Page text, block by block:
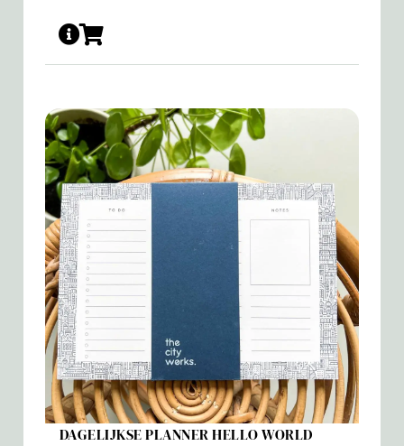
DAGELIJKSE PLANNER HELLO WORLD